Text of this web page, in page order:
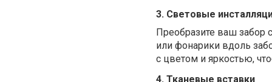
3. Световые
Преобразите ваш забор
или фонарики вдоль
с цветом и яркостью,
4. Тканевые вставки